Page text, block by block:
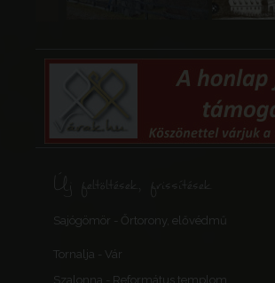
Új feltöltések, frissítések
Sajógömör - Őrtorony, elővédmű
Tornalja - Vár
Szalonna - Református templom